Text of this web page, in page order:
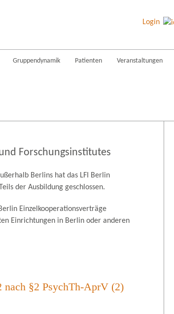
Login
Gruppendynamik Patienten Veranstaltungen
Forschungsinstitutes
Berlins hat das LFI Berlin
der Ausbildung geschlossen.
Einzelkooperationsverträge
Einrichtungen in Berlin oder anderen
nach §2 PsychTh-AprV (2)